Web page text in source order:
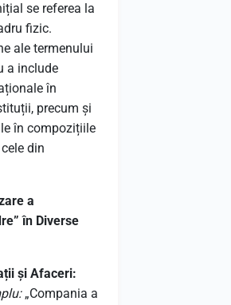
se referea la
fizic.
ale termenului
a include
în
precum și
în compozițiile
din
a
în Diverse
și Afaceri:
„Compania a